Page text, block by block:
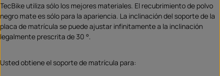
TecBike utiliza sólo los mejores materiales. El recubrimiento de polvo
negro mate es sólo para la apariencia. La inclinación del soporte de la
placa de matrícula se puede ajustar infinitamente a la inclinación
legalmente prescrita de 30 °.
Usted obtiene el soporte de matrícula para: